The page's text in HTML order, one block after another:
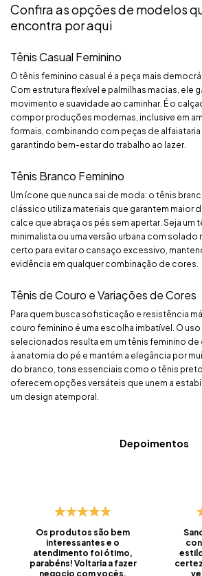
Confira as opções de modelos
encontra por aqui
Tênis Casual Feminino
O tênis feminino casual é a peça mais
Com estrutura flexível e palmilhas macias, ele
movimento e suavidade ao caminhar. É o
compor produções modernas, inclusive em
formais, combinando com peças de
garantindo bem-estar do trabalho ao lazer.
Tênis Branco Feminino
Um ícone que nunca sai de moda: o tênis
clássico utiliza materiais que garantem maior
calce que abraça os pés sem apertar. Seja um
minimalista ou uma versão urbana com solado
certo para evitar o cansaço excessivo,
evidência em qualquer combinação de cores.
Tênis de Couro e Variações de Cores
Para quem busca sofisticação e resistência
couro feminino é uma escolha imbatível. O
selecionados resulta em um tênis feminino
à anatomia do pé e mantém a elegância por
do branco, tons essenciais como o tênis
oferecem opções versáteis que unem a
um design atemporal.
Depoimentos
Os produtos são bem
interessantes e o
atendimento foi ótimo,
parabéns! Voltaria a fazer
negocio com vocês.